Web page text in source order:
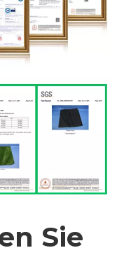
Sie